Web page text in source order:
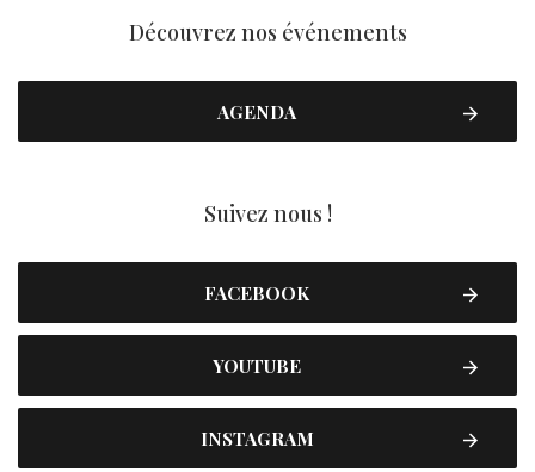
Découvrez nos événements
AGENDA
Suivez nous !
FACEBOOK
YOUTUBE
INSTAGRAM